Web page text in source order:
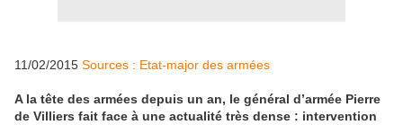
11/02/2015 Sources : Etat-major des armées
A la tête des armées depuis un an, le général d’armée Pierre
de Villiers fait face à une actualité très dense : intervention